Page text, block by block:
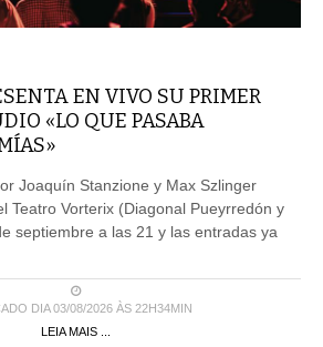
EN VIVO SU PRIMER
«LO QUE PASABA
Joaquín Stanzione y Max Szlinger
Teatro Vorterix (Diagonal Pueyrredón y
septiembre a las 21 y las entradas ya
DIA 03/08/2026 ÀS 22H34MIN
LEIA MAIS ...